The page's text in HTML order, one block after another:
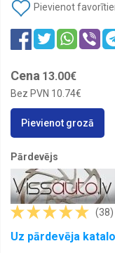
Pagrieziena
gabarītlukturi
mazgātāju
sprauslas
motoriņi
Lukturu
vadības
bloki
Lukturi
kravas
automašīnām
Miglas
lukturi
Pievienot
Cena 13.00€
Bez PVN 10.74€
Pievienot grozā
Pārdevējs
(38)
Uz pārdevēja